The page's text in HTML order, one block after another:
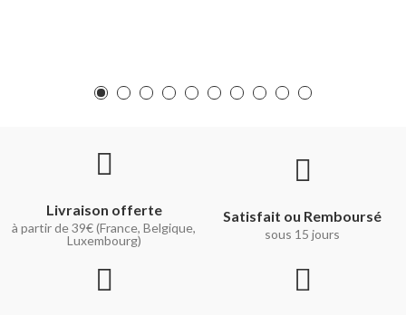
Livraison offerte
à partir de 39€ (France, Belgique,
Luxembourg)
Satisfait ou Remboursé
sous 15 jours